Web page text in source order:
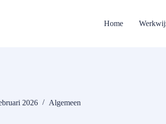
Home
2026 Algemeen